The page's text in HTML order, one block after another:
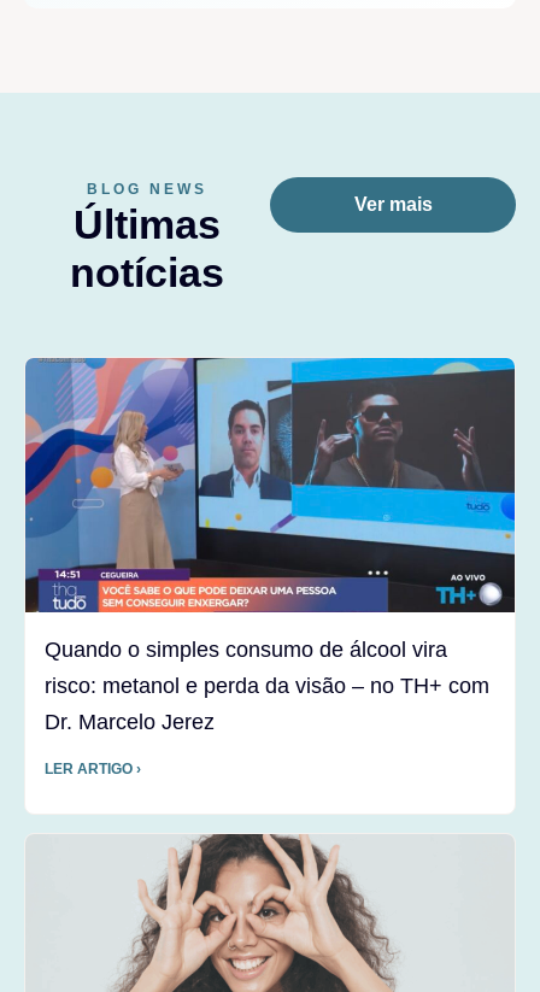
BLOG NEWS
Últimas
notícias
Ver mais
Quando o simples consumo de álcool vira
risco: metanol e perda da visão – no TH+ com
Dr. Marcelo Jerez
LER ARTIGO ›